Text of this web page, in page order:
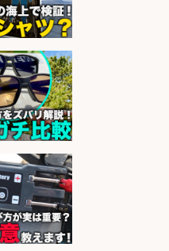
歓迎・
・日払
ートナ
求人ボックス
タッフ/
」日払
堺区の
組立/
休日